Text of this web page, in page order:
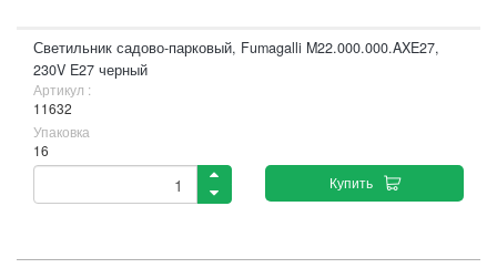
Светильник садово-парковый, Fumagalli M22.000.000.AXE27,
230V E27 черный
Артикул :
11632
Упаковка
16
Купить